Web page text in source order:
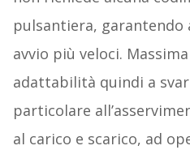
pulsantiera, garantendo
avvio più veloci.
adattabilità quindi a
particolare
al carico e scarico, ad